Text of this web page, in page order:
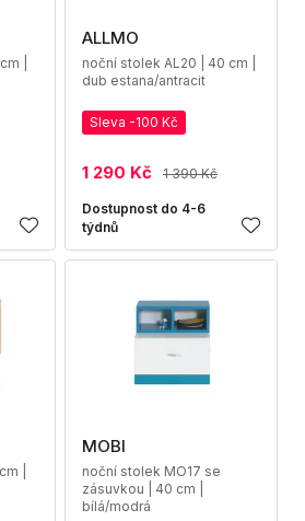
|
ALLMO
noční stolek AL20 | 40 cm |
dub estana/antracit
Sleva -100 Kč
1 290 Kč 1 390 Kč
Dostupnost do 4-6
týdnů
|
MOBI
noční stolek MO17 se
zásuvkou | 40 cm |
bílá/modrá